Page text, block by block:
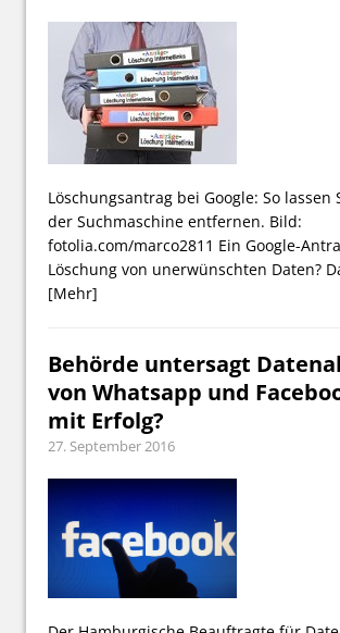
Löschungsantrag bei Google: So lassen
der Suchmaschine entfernen. Bild:
fotolia.com/marco2811 Ein Google-
Löschung von unerwünschten Daten?
[Mehr]
Behörde untersagt
von Whatsapp und
mit Erfolg?
27. September 2016